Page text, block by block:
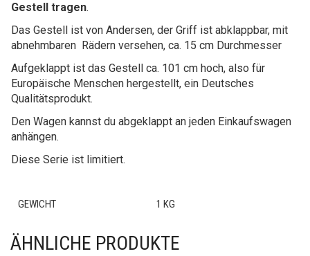
Gestell tragen.
Das Gestell ist von Andersen, der Griff ist abklappbar, mit
abnehmbaren Rädern versehen, ca. 15 cm Durchmesser
Aufgeklappt ist das Gestell ca. 101 cm hoch, also für
Europäische Menschen hergestellt, ein Deutsches
Qualitätsprodukt.
Den Wagen kannst du abgeklappt an jeden Einkaufswagen
anhängen.
Diese Serie ist limitiert.
GEWICHT 1 KG
ÄHNLICHE PRODUKTE